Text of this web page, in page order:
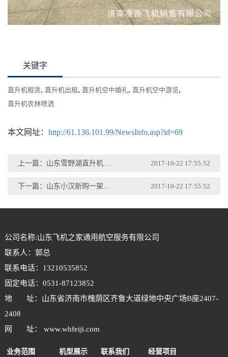
关键字
直升机租赁, 直升机出租 , 直升机空中婚礼, 直升机空中游览,
直升机农林喷洒
本文网址： http://61.136.101.99/NewsInfo.asp?id=69
上一篇：山东雪野湖直升机体验飞行活动开启 2017-10-22 17:55:52
下一篇：山东小汉新购一架红色罗宾逊R44直升机开启新的征程 2017-10-22 17:55:52
公司名称:山东飞机之家通用航空服务有限公司
联系人：郭总
联系电话：13210535852
固定电话：0531-87123852
地 址：山东省济南市槐荫区齐鲁大道绿地中央广场B座2407-
2408
网 址： www.whfeiji.com
业务范围 机型展示 联系我们 经营项目